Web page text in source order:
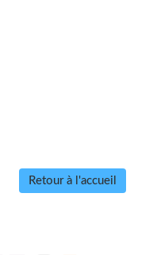
Retour à l'accueil